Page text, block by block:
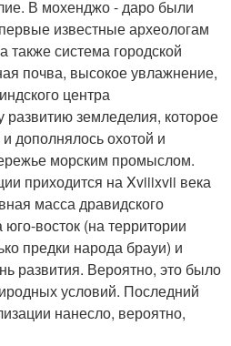
В мохенджо - даро были
известные археологам
система городской
почва, высокое увлажнение,
центра
земледелия, которое
дополнялось охотой и
морским промыслом.
приходится на Xviiixvii века
масса дравидского
восток (на территории
предки народа брауи) и
развития. Вероятно, это было
условий. Последний
нанесло, вероятно,